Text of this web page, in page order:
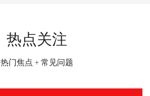
热点关注
热门焦点 + 常见问题